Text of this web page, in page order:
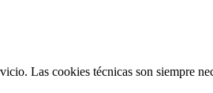
Las cookies técnicas son siempre